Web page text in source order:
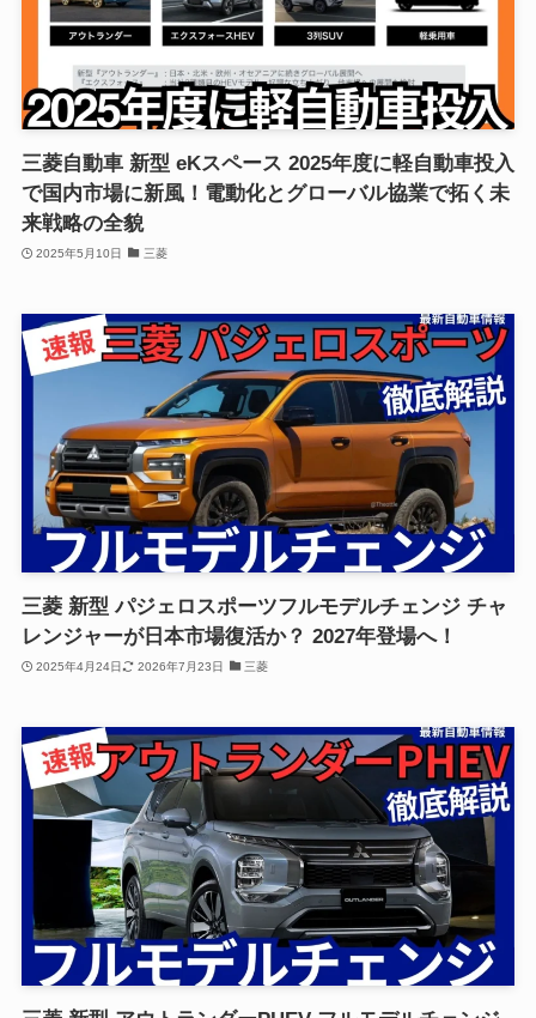
三菱自動車 新型 eKスペース 2025年度に軽自動車投入
で国内市場に新風！電動化とグローバル協業で拓く未
来戦略の全貌
2025年5月10日 三菱
三菱 新型 パジェロスポーツフルモデルチェンジ チャ
レンジャーが日本市場復活か？ 2027年登場へ！
2025年4月24日 2026年7月23日 三菱